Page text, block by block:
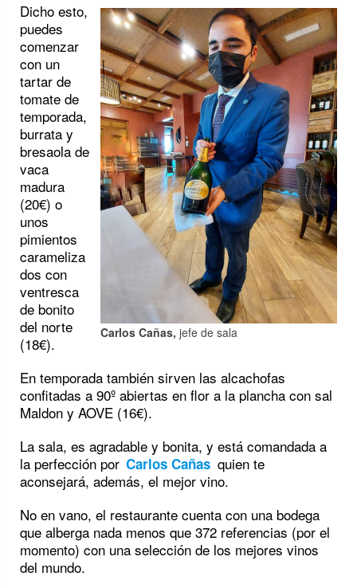
Carlos Cañas, jefe de sala
Dicho esto,
puedes
comenzar
con un
tartar de
tomate de
temporada,
burrata y
bresaola de
vaca
madura
(20€) o
unos
pimientos
carameliza
dos con
ventresca
de bonito
del norte
(18€).
En temporada también sirven las alcachofas
confitadas a 90º abiertas en flor a la plancha con sal
Maldon y AOVE (16€).
La sala, es agradable y bonita, y está comandada a
la perfección por Carlos Cañas quien te
aconsejará, además, el mejor vino.
No en vano, el restaurante cuenta con una bodega
que alberga nada menos que 372 referencias (por el
momento) con una selección de los mejores vinos
del mundo.